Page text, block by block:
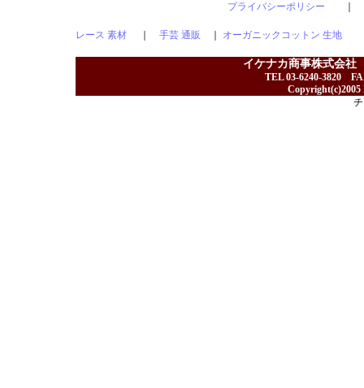
プライバシーポリシー
レース 素材 手芸 通販 オーガニックコットン 生地
イケナカ商事株式会社
TEL 03-6240-3820
Copyright(c)2005